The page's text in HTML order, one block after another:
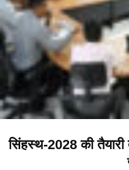
सिंहस्थ-2028 की